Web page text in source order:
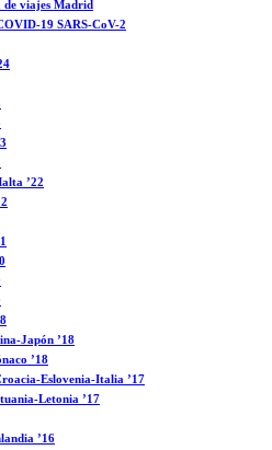
de viajes Madrid
19 SARS-CoV-2
’22
Japón ’18
’18
Eslovenia-Italia ’17
Letonia ’17
’16